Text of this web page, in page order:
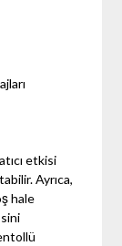
etkisi
Ayrıca,
hale